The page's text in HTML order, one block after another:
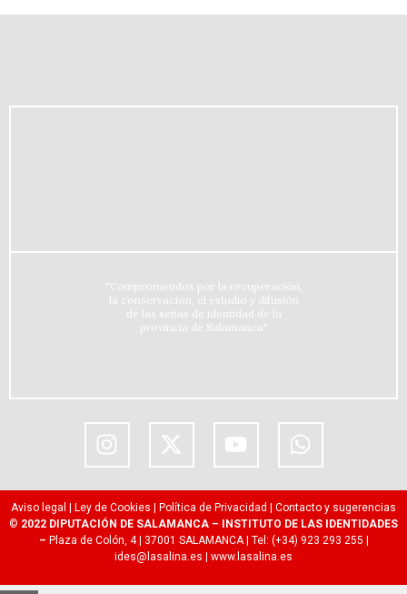
"Comprometidos por la recuperación,
la conservación, el estudio y difusión
de las señas de identidad de la
provincia de Salamanca"
Aviso legal | Ley de Cookies | Política de Privacidad | Contacto y sugerencias
© 2022 DIPUTACIÓN DE SALAMANCA – INSTITUTO DE LAS IDENTIDADES
– Plaza de Colón, 4 | 37001 SALAMANCA | Tel: (+34) 923 293 255 |
ides@lasalina.es | www.lasalina.es